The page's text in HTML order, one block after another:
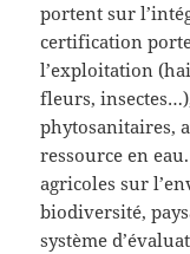
portent sur
certification
l’exploitation
fleurs,
phytosanitaires,
ressource en
agricoles sur
biodiversité,
système